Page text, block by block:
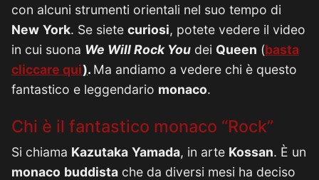
con alcuni strumenti orientali nel suo tempo di
New York. Se siete curiosi, potete vedere il video
in cui suona We Will Rock You dei Queen (basta
cliccare qui). Ma andiamo a vedere chi è questo
fantastico e leggendario monaco.
Chi è il fantastico monaco “Rock”
Si chiama Kazutaka Yamada, in arte Kossan. È un
monaco buddista che da diversi mesi ha deciso